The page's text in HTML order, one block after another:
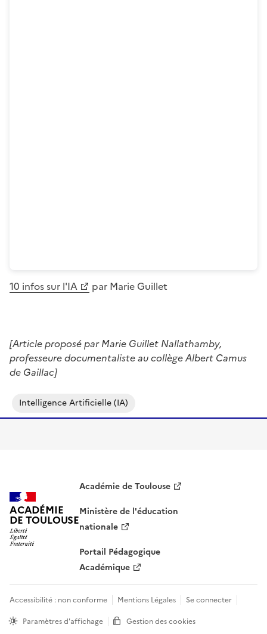
10 infos sur l'IA par Marie Guillet
[Article proposé par Marie Guillet Nallathamby,
professeure documentaliste au collège Albert Camus
de Gaillac]
Intelligence Artificielle (IA)
ACADÉMIE
DE TOULOUSE
Académie de Toulouse
Ministère de l'éducation
nationale
Portail Pédagogique
Académique
Accessibilité : non conforme Mentions Légales
Se connecter
Paramètres d'affichage
Gestion des cookies